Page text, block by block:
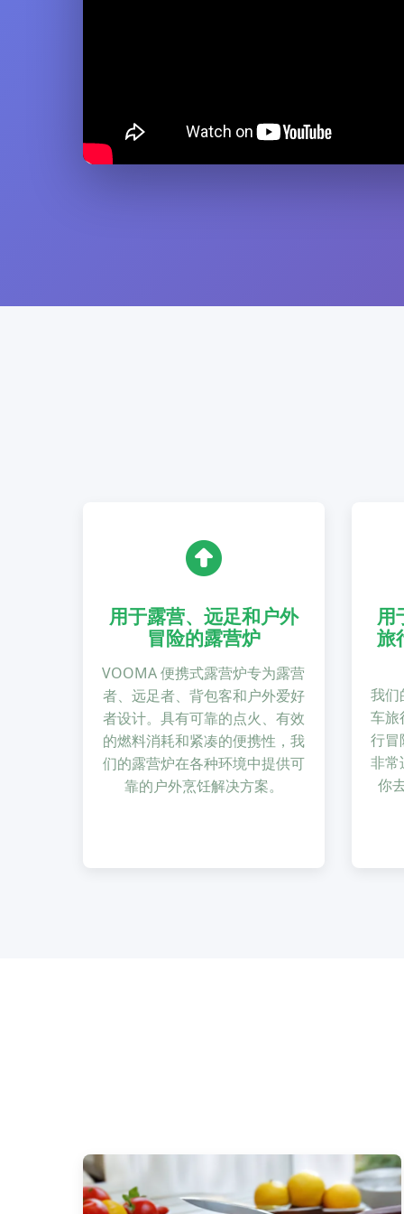
用于露营、远足和户外
冒险的露营炉
VOOMA 便携式露营炉专为露营
者、远足者、背包客和户外爱好
者设计。具有可靠的点火、有效
的燃料消耗和紧凑的便携性，我
们的露营炉在各种环境中提供可
靠的户外烹饪解决方案。
用
旅
我们
车旅
行冒
非常
你